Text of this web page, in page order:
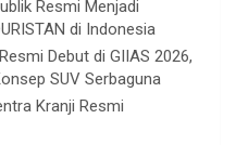
Resmi Menjadi
di Indonesia
Debut di GIIAS 2026,
SUV Serbaguna
Kranji Resmi